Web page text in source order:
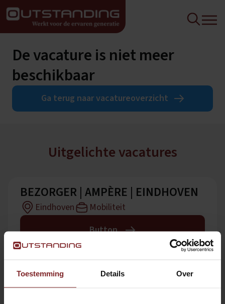
Toestemming Details Over
De vacature is niet meer
beschikbaar
Ga terug naar vacatureoverzicht
Uitgelichte vacatures
BEZORGER | AMPÈRE | EINDHOVEN
Eindhoven
Mobiliteit
Button
BODE / FACILITAIR MEDEWERKER |
LELYSTAD | VOOR DE ERVAREN